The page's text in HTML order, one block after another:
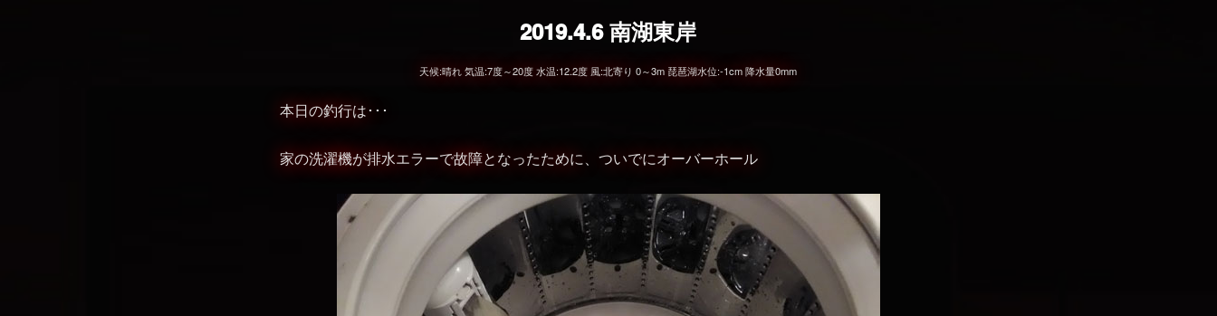
2019.4.6 南湖東岸
天候:晴れ 気温:7度～20度 水温:12.2度 風:北寄り 0～3m 琵琶湖水位:-1cm 降水量0mm
本日の釣行は･･･
家の洗濯機が排水エラーで故障となったために、ついでにオーバーホール